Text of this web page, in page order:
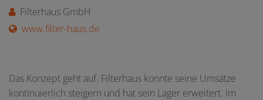
Filterhaus GmbH
www.filter-haus.de
Das Konzept geht auf. Filterhaus konnte seine Umsätze
kontinuierlich steigern und hat sein Lager erweitert. Im